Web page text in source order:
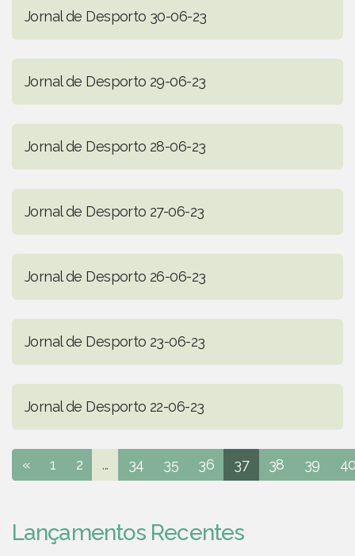
Jornal de Desporto 30-06-23
Jornal de Desporto 29-06-23
Jornal de Desporto 28-06-23
Jornal de Desporto 27-06-23
Jornal de Desporto 26-06-23
Jornal de Desporto 23-06-23
Jornal de Desporto 22-06-23
« 1 2 ... 34 35 36 37 38 39
Lançamentos Recentes